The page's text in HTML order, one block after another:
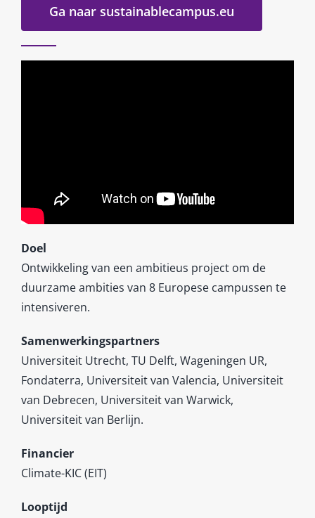
Ga naar sustainablecampus.eu
Doel
Ontwikkeling van een ambitieus project om de
duurzame ambities van 8 Europese campussen te
intensiveren.
Samenwerkingspartners
Universiteit Utrecht, TU Delft, Wageningen UR,
Fondaterra, Universiteit van Valencia, Universiteit
van Debrecen, Universiteit van Warwick,
Universiteit van Berlijn.
Financier
Climate-KIC (EIT)
Looptijd